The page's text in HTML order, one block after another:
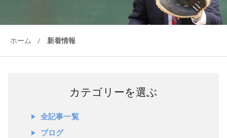
ホーム / 新着情報
カテゴリーを選ぶ
全記事一覧
ブログ